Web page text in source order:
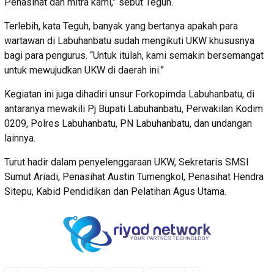
Terlebih, kata Teguh, banyak yang bertanya apakah para
wartawan di Labuhanbatu sudah mengikuti UKW khususnya
bagi para pengurus. “Untuk itulah, kami semakin bersemangat
untuk mewujudkan UKW di daerah ini.”
Kegiatan ini juga dihadiri unsur Forkopimda Labuhanbatu, di
antaranya mewakili Pj Bupati Labuhanbatu, Perwakilan Kodim
0209, Polres Labuhanbatu, PN Labuhanbatu, dan undangan
lainnya.
Turut hadir dalam penyelenggaraan UKW, Sekretaris SMSI
Sumut Ariadi, Penasihat Austin Tumengkol, Penasihat Hendra
Sitepu, Kabid Pendidikan dan Pelatihan Agus Utama.